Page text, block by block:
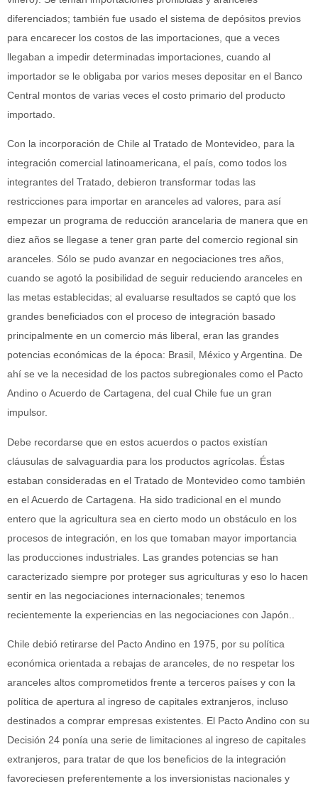
diferenciados; también fue usado el sistema de depósitos previos
para encarecer los costos de las importaciones, que a veces
llegaban a impedir determinadas importaciones, cuando al
importador se le obligaba por varios meses depositar en el Banco
Central montos de varias veces el costo primario del producto
importado.
Con la incorporación de Chile al Tratado de Montevideo, para la
integración comercial latinoamericana, el país, como todos los
integrantes del Tratado, debieron transformar todas las
restricciones para importar en aranceles ad valores, para así
empezar un programa de reducción arancelaria de manera que en
diez años se llegase a tener gran parte del comercio regional sin
aranceles. Sólo se pudo avanzar en negociaciones tres años,
cuando se agotó la posibilidad de seguir reduciendo aranceles en
las metas establecidas; al evaluarse resultados se captó que los
grandes beneficiados con el proceso de integración basado
principalmente en un comercio más liberal, eran las grandes
potencias económicas de la época: Brasil, México y Argentina. De
ahí se ve la necesidad de los pactos subregionales como el Pacto
Andino o Acuerdo de Cartagena, del cual Chile fue un gran
impulsor.
Debe recordarse que en estos acuerdos o pactos existían
cláusulas de salvaguardia para los productos agrícolas. Éstas
estaban consideradas en el Tratado de Montevideo como también
en el Acuerdo de Cartagena. Ha sido tradicional en el mundo
entero que la agricultura sea en cierto modo un obstáculo en los
procesos de integración, en los que tomaban mayor importancia
las producciones industriales. Las grandes potencias se han
caracterizado siempre por proteger sus agriculturas y eso lo hacen
sentir en las negociaciones internacionales; tenemos
recientemente la experiencias en las negociaciones con Japón..
Chile debió retirarse del Pacto Andino en 1975, por su política
económica orientada a rebajas de aranceles, de no respetar los
aranceles altos comprometidos frente a terceros países y con la
política de apertura al ingreso de capitales extranjeros, incluso
destinados a comprar empresas existentes. El Pacto Andino con su
Decisión 24 ponía una serie de limitaciones al ingreso de capitales
extranjeros, para tratar de que los beneficios de la integración
favoreciesen preferentemente a los inversionistas nacionales y